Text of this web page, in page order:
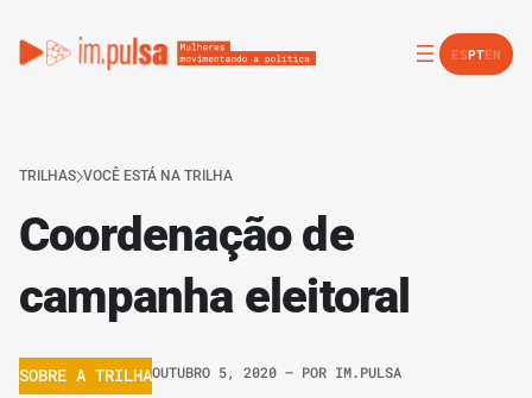
ESPTEN
TRILHAS VOCÊ ESTÁ NA TRILHA
Coordenação de
campanha eleitoral
SOBRE A TRILHAOUTUBRO 5, 2020 – POR IM.PULSA